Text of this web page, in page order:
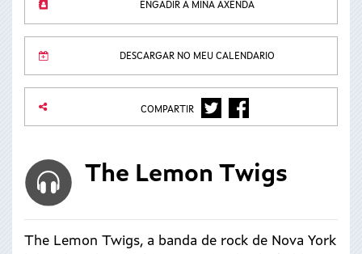
ENGADIR Á MIÑA AXENDA
DESCARGAR NO MEU CALENDARIO
COMPARTIR TWITTERFACEBOOK
The Lemon Twigs
The Lemon Twigs, a banda de rock de Nova York